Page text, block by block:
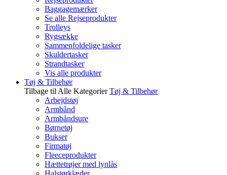
Baggagemærker
Se alle Rejseprodukter
Trolleys
Rygsække
Sammenfoldelige tasker
Skuldertasker
Strandtasker
Vis alle produkter
Tøj & Tilbehør
Tilbage til Alle Kategorier Tøj & Tilbehør
Arbejdstøj
Armbånd
Armbåndsure
Børnetøj
Bukser
Firmatøj
Fleeceprodukter
Hættetrøjer med lynlås
Halstørklæder